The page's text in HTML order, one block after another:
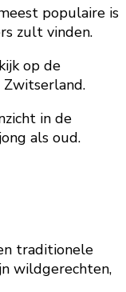
populaire is
zult vinden.
op de
in de
als oud.
traditionele
wildgerechten,